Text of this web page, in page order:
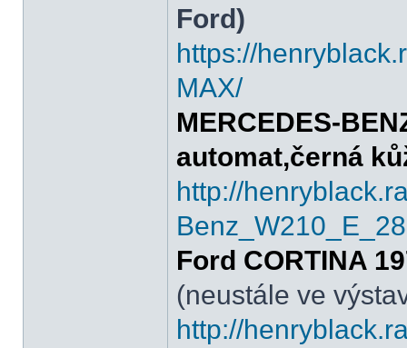
Ford)
https://
MAX/
MERCEDES-
automat,černá
http://
Ford CORTINA
(neustále ve
http://